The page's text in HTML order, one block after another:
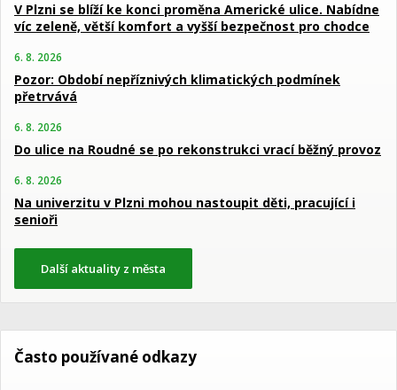
V Plzni se blíží ke konci proměna Americké ulice. Nabídne
víc zeleně, větší komfort a vyšší bezpečnost pro chodce
6. 8. 2026
Pozor: Období nepříznivých klimatických podmínek
přetrvává
6. 8. 2026
Do ulice na Roudné se po rekonstrukci vrací běžný provoz
6. 8. 2026
Na univerzitu v Plzni mohou nastoupit děti, pracující i
senioři
Další aktuality z města
Často používané odkazy